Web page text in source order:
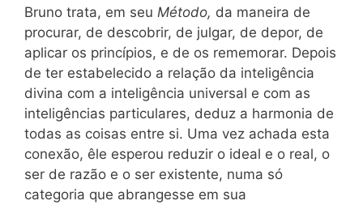
Bruno trata, em seu Método, da maneira de
procurar, de descobrir, de julgar, de depor, de
aplicar os princípios, e de os rememorar. Depois
de ter estabelecido a relação da inteligência
divina com a inteligência universal e com as
inteligências particulares, deduz a harmonia de
todas as coisas entre si. Uma vez achada esta
conexão, êle esperou reduzir o ideal e o real, o
ser de razão e o ser existente, numa só
categoria que abrangesse em sua